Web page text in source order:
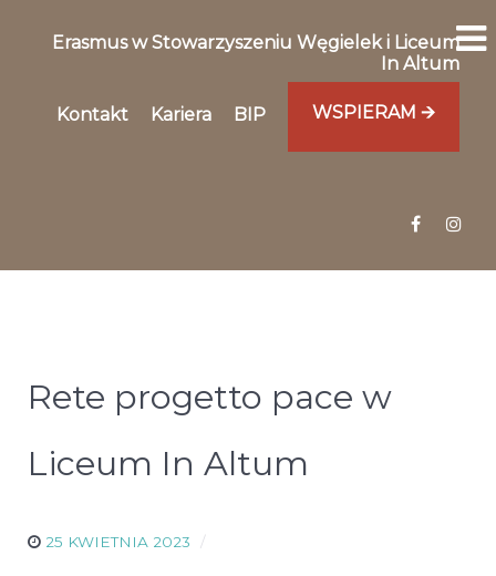
Erasmus w Stowarzyszeniu Węgielek i Liceum
In Altum
Kontakt Kariera BIP WSPIERAM 🡪
Rete progetto pace w
Liceum In Altum
25 KWIETNIA 2023